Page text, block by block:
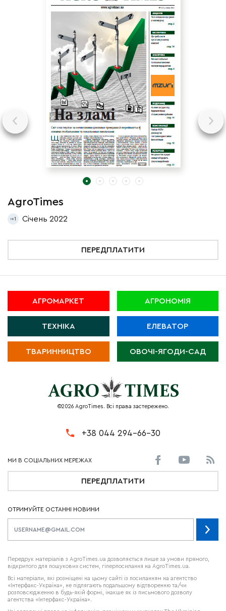
AgroTimes
1 Січень 2022
ПЕРЕДПЛАТИТИ
АГРОМАРКЕТ АГРОНОМІЯ
ТЕХНІКА ЕЛЕВАТОР
ТВАРИННИЦТВО ОВОЧІ-ЯГОДИ-САД
©2026 AgroTimes. Всі права застережено.
+38 044 294-66-30
ПЕРЕДПЛАТИТИ
ОТРИМУЙТЕ ОСТАННІ НОВИНИ
Передрук матеріалів з AgroTimes.ua дозволяється лише за умови прямого,
відкритого для пошукових систем, гіперпосилання на AgroTimes.ua.
Всі матеріали, які розміщені на цьому сайті із посиланням на агентство
«Інтерфакс-Україна», не підлягають подальшому відтворенню та/чи
розповсюдженню в будь-якій формі, інакше як із письмового дозволу
агентства «Інтерфакс-Україна».